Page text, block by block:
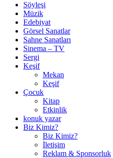
Söyleşi
Müzik
Edebiyat
Görsel Sanatlar
Sahne Sanatları
Sinema – TV
Sergi
Keşif
Mekan
Keşif
Çocuk
Kitap
Etkinlik
konuk yazar
Biz Kimiz?
Biz Kimiz?
İletişim
Reklam & Sponsorluk